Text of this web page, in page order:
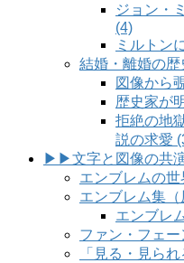
ジョン・
(4)
ミルトン
結婚・離婚の
図像から
歴史家が
拒絶の地
説の求愛
▶▶文字と図像の共
エンブレムの世
エンブレム集
エンブレ
ファン・フェ
「見る・見ら